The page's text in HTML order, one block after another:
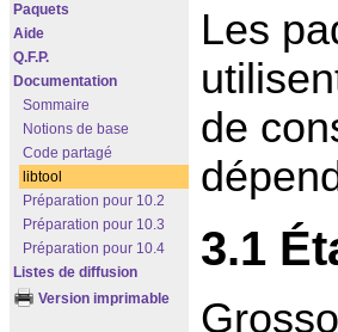
Paquets
Aide
Q.F.P.
Documentation
Sommaire
Notions de base
Code partagé
libtool
Préparation pour 10.2
Préparation pour 10.3
Préparation pour 10.4
Listes de diffusion
Version imprimable
Les
de
3.1